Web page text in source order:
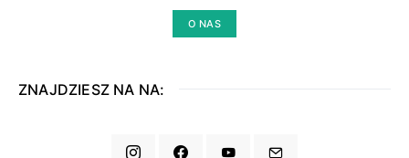
O NAS
ZNAJDZIESZ NA NA: